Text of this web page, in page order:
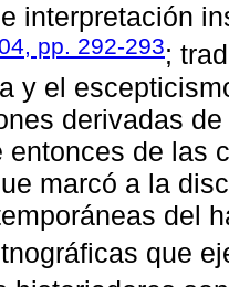
interpretación
pp. 292-293;
y el
derivadas
entonces de las
marcó a la
del
que